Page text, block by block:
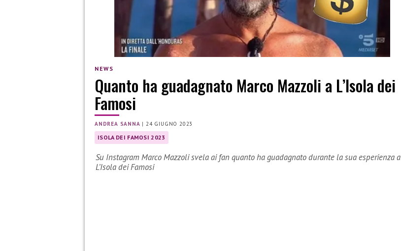
NEWS
Quanto ha guadagnato Marco Mazzoli a L’Isola dei
Famosi
ANDREA SANNA |24 GIUGNO 2023
ISOLA DEI FAMOSI 2023
Su Instagram Marco Mazzoli svela ai fan quanto ha guadagnato durante la sua esperienza a
L’Isola dei Famosi